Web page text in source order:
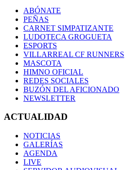
ABÓNATE
PEÑAS
CARNET SIMPATIZANTE
LUDOTECA GROGUETA
ESPORTS
VILLARREAL CF RUNNERS
MASCOTA
HIMNO OFICIAL
REDES SOCIALES
BUZÓN DEL AFICIONADO
NEWSLETTER
ACTUALIDAD
NOTICIAS
GALERÍAS
AGENDA
LIVE